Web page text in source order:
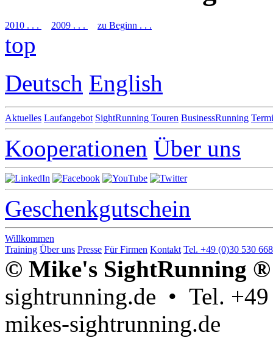
2010 . . . 2009 . . . zu Beginn . . .
top
Deutsch English
Aktuelles Laufangebot SightRunning Touren BusinessRunning
Kooperationen Über uns
Geschenkgutschein
Willkommen
Training Über uns Presse Für Firmen Kontakt Tel. +49 (0)30 530
© Mike's SightRunning ®
sightrunning.de • Tel.
mikes-sightrunning.de